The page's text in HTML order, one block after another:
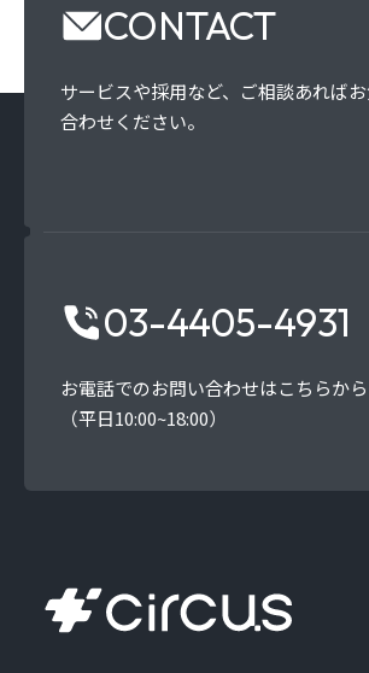
CONTACT
サービスや採用など、 ご相談あれば
合わせください。
03-4405-4931
お電話でのお問い合わせはこちらから
（平日10:00~18:00）